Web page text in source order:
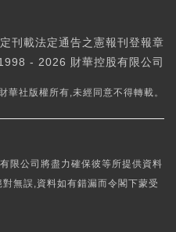
刊載法定通告之憲報刊登報章
- 2026 財華控股有限公司
華社版權所有,未經同意不得轉載。
限公司將盡力確保彼等所提供資料
無誤,資料如有錯漏而令閣下蒙受